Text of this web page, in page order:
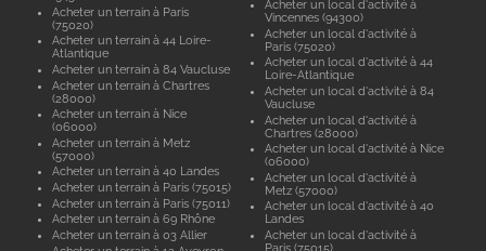
Acheter un terrain à Paris
(75020)
Acheter un terrain à 44 Loire-
Atlantique
Acheter un terrain à 84 Vaucluse
Acheter un terrain à Chartres
(28000)
Acheter un terrain à Nice
(06000)
Acheter un terrain à Metz
(57000)
Acheter un terrain à 40 Landes
Acheter un terrain à Paris (75015)
Acheter un terrain à Paris (75011)
Acheter un terrain à 69 Rhône
Acheter un terrain à 03 Allier
Acheter un local d'activité à
Vincennes (94300)
Acheter un local d'activité à
Paris (75020)
Acheter un local d'activité à 44
Loire-Atlantique
Acheter un local d'activité à 84
Vaucluse
Acheter un local d'activité à
Chartres (28000)
Acheter un local d'activité à Nice
(06000)
Acheter un local d'activité à
Metz (57000)
Acheter un local d'activité à 40
Landes
Acheter un local d'activité à
Paris (75015)